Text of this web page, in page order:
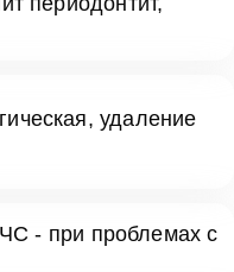
удаление
- при проблемах с